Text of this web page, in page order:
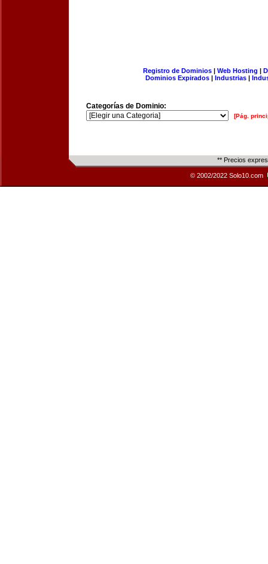
Registro de Dominios| Web Hosting |
Dominios Expirados | Industrias |
Categorías de Dominio:
[Pág.
** Precios
© 2002/2022 Solo10.com